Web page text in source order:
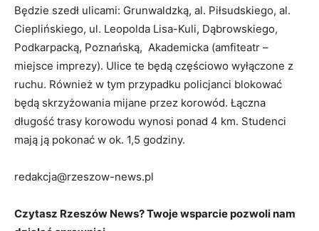
Będzie szedł ulicami: Grunwaldzką, al. Piłsudskiego, al.
Cieplińskiego, ul. Leopolda Lisa-Kuli, Dąbrowskiego,
Podkarpacką, Poznańską, Akademicka (amfiteatr –
miejsce imprezy). Ulice te będą częściowo wyłączone z
ruchu. Również w tym przypadku policjanci blokować
będą skrzyżowania mijane przez korowód. Łączna
długość trasy korowodu wynosi ponad 4 km. Studenci
mają ją pokonać w ok. 1,5 godziny.
redakcja@rzeszow-news.pl
Czytasz Rzeszów News? Twoje wsparcie pozwoli nam